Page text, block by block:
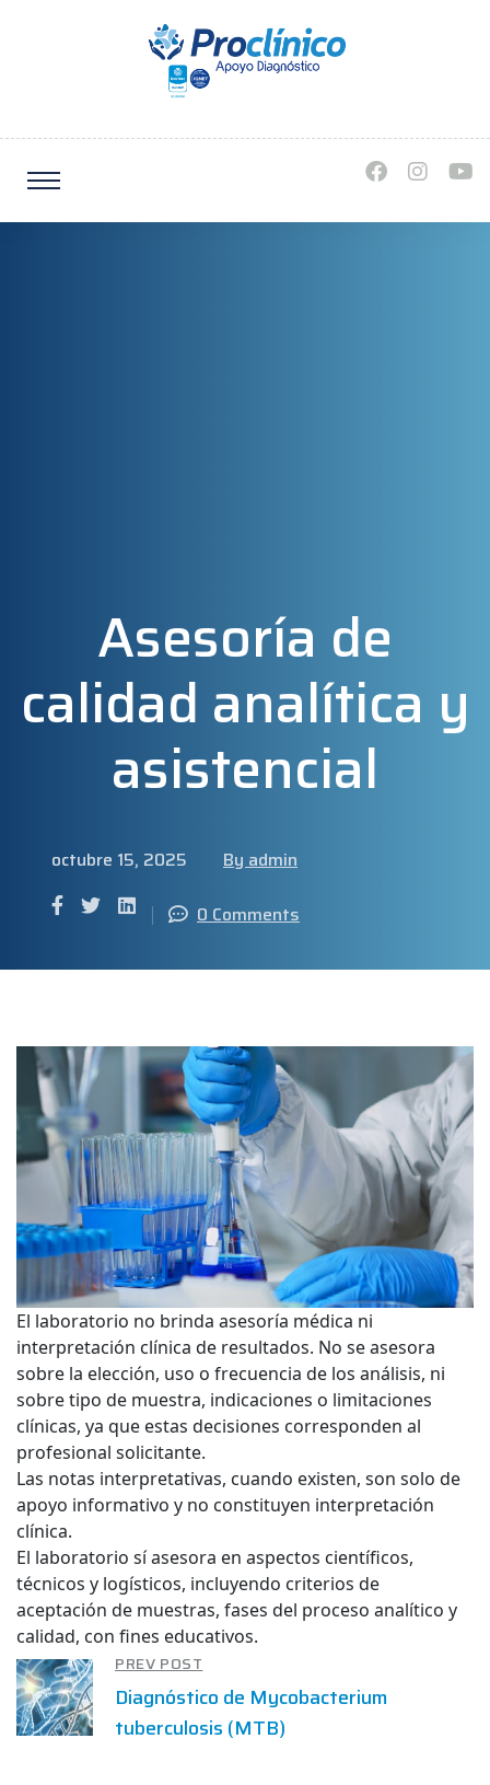
Asesoría de
calidad analítica y
asistencial
octubre 15, 2025
By admin
0 Comments
El laboratorio no brinda asesoría médica ni
interpretación clínica de resultados. No se asesora
sobre la elección, uso o frecuencia de los análisis, ni
sobre tipo de muestra, indicaciones o limitaciones
clínicas, ya que estas decisiones corresponden al
profesional solicitante.
Las notas interpretativas, cuando existen, son solo de
apoyo informativo y no constituyen interpretación
clínica.
El laboratorio sí asesora en aspectos científicos,
técnicos y logísticos, incluyendo criterios de
aceptación de muestras, fases del proceso analítico y
calidad, con fines educativos.
PREV POST
Diagnóstico de Mycobacterium
tuberculosis (MTB)